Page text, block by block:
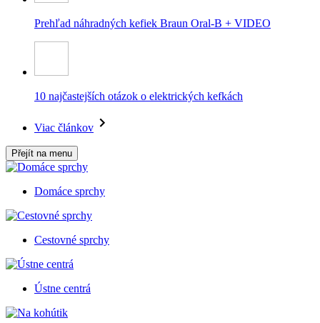
Prehľad náhradných kefiek Braun Oral-B + VIDEO
10 najčastejších otázok o elektrických kefkách
Viac článkov
Přejít na menu
Domáce sprchy
Cestovné sprchy
Ústne centrá